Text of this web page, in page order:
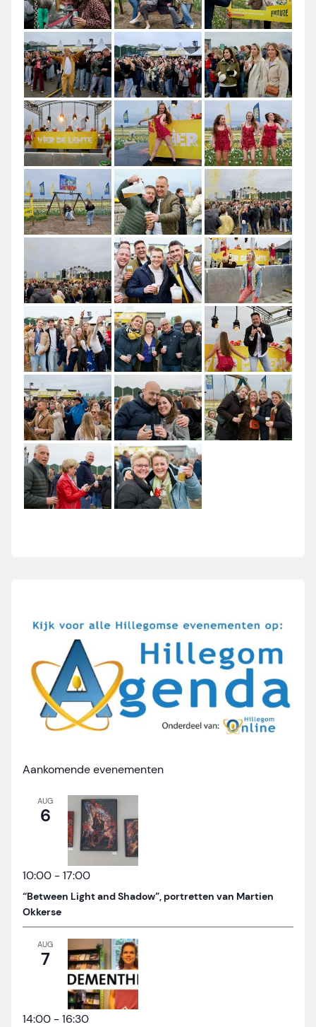
Aankomende evenementen
AUG
6
10:00 -17:00
“Between Light and Shadow”, portretten van Martien
Okkerse
AUG
7
14:00 -16:30